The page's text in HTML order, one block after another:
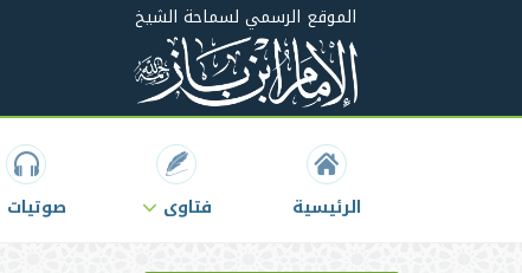
الموقع الرسمي لسماحة الشيخ
الرئيسية فتاوى صوتيات